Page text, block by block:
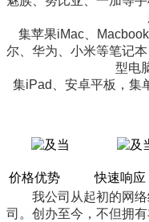
集苹果iMac、
尔、华为、小米等笔记
型电
集iPad、安卓平板，集
价格优势 快速响应
我公司从起初的网
司。创办至今，不但拥